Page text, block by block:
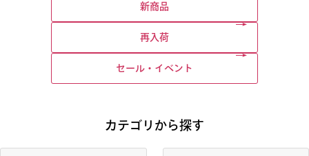
新商品
再入荷
セール・イベント
カテゴリから探す